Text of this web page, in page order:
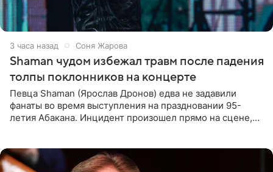
3 часа назад Соня Жарова
Shaman чудом избежал травм после падения
толпы поклонников на концерте
Певца Shaman (Ярослав Дронов) едва не задавили
фанаты во время выступления на праздновании 95-
летия Абакана. Инцидент произошел прямо на сцене,